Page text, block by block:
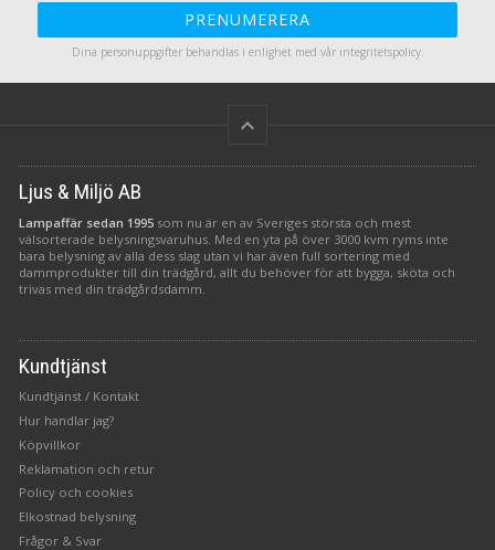
PRENUMERERA
Dina personuppgifter behandlas i enlighet med vår integritetspolicy.
keyboard_arrow_up
Ljus & Miljö AB
Lampaffär sedan 1995 som nu är en av Sveriges största och mest
välsorterade belysningsvaruhus. Med en yta på över 3000 kvm ryms inte
bara belysning av alla dess slag utan vi har även full sortering med
dammprodukter till din trädgård, allt du behöver för att bygga, sköta och
trivas med din trädgårdsdamm.
Kundtjänst
Kundtjänst / Kontakt
Hur handlar jag?
Köpvillkor
Reklamation och retur
Policy och cookies
Elkostnad belysning
Frågor & Svar